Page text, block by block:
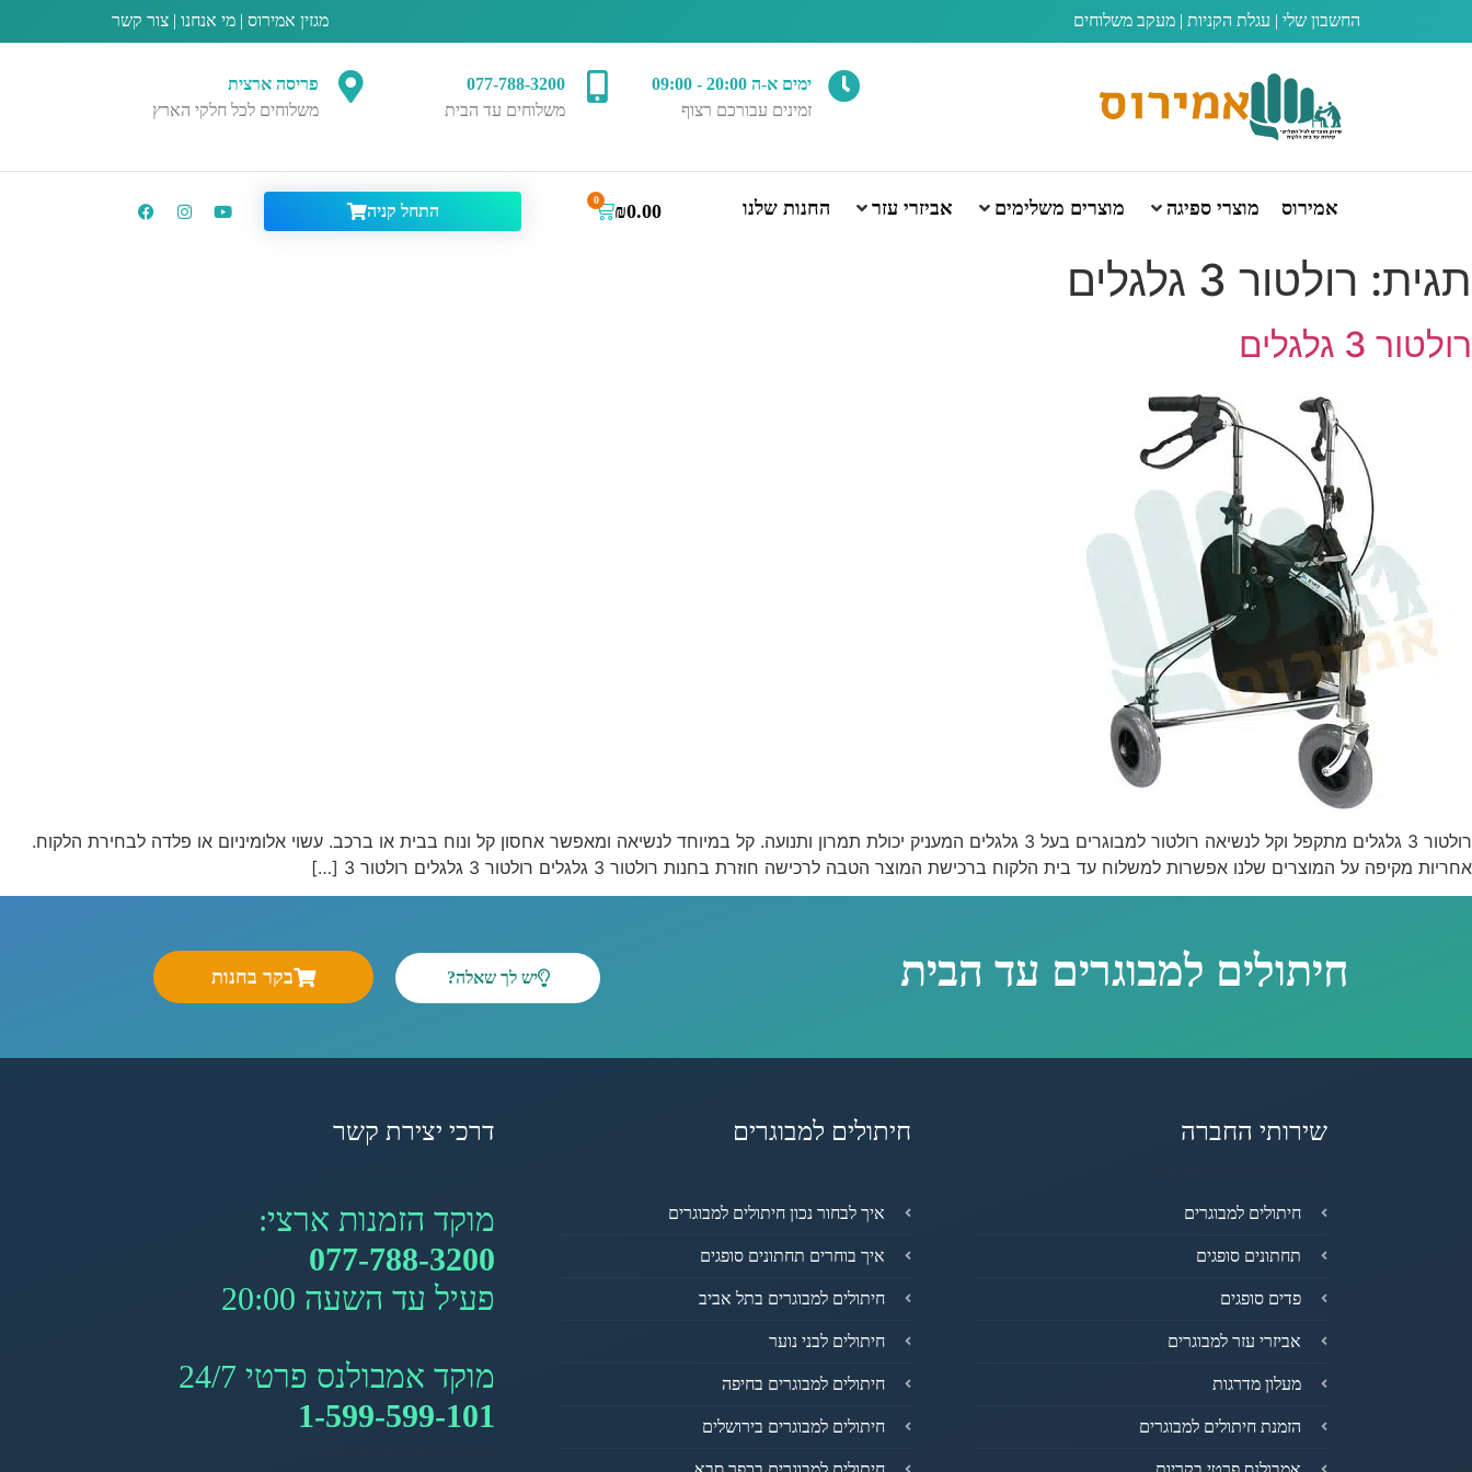
החשבון שלי | עגלת הקניות | מעקב משלוחים מגזין אמירוס | מי אנחנו | צור קשר
ימים א-ה 20:00 - 09:00
זמינים עבורכם רצוף
077-788-3200
משלוחים עד הבית
פריסה ארצית
משלוחים לכל חלקי הארץ
אמירוס מוצרי ספיגה מוצרים משלימים אביזרי עזר החנות שלנו ₪0.00
0
התחל קניה
תגית: רולטור 3 גלגלים
רולטור 3 גלגלים
רולטור 3 גלגלים מתקפל וקל לנשיאה רולטור למבוגרים בעל 3 גלגלים המעניק יכולת תמרון ותנועה. קל במיוחד לנשיאה ומאפשר אחסון קל ונוח בבית או ברכב. עשוי אלומיניום או פלדה לבחירת הלקוח.
אחריות מקיפה על המוצרים שלנו אפשרות למשלוח עד בית הלקוח ברכישת המוצר הטבה לרכישה חוזרת בחנות רולטור 3 גלגלים רולטור 3 גלגלים רולטור 3 […]
חיתולים למבוגרים עד הבית יש לך שאלה? בקר בחנות
שירותי החברה
חיתולים למבוגרים
תחתונים סופגים
פדים סופגים
אביזרי עזר למבוגרים
מעלון מדרגות
הזמנת חיתולים למבוגרים
חיתולים למבוגרים
איך לבחור נכון חיתולים למבוגרים
איך בוחרים תחתונים סופגים
חיתולים למבוגרים בתל אביב
חיתולים לבני נוער
חיתולים למבוגרים בחיפה
חיתולים למבוגרים בירושלים
דרכי יצירת קשר
מוקד הזמנות ארצי:
077-788-3200
פעיל עד השעה 20:00
מוקד אמבולנס פרטי 24/7
1-599-599-101